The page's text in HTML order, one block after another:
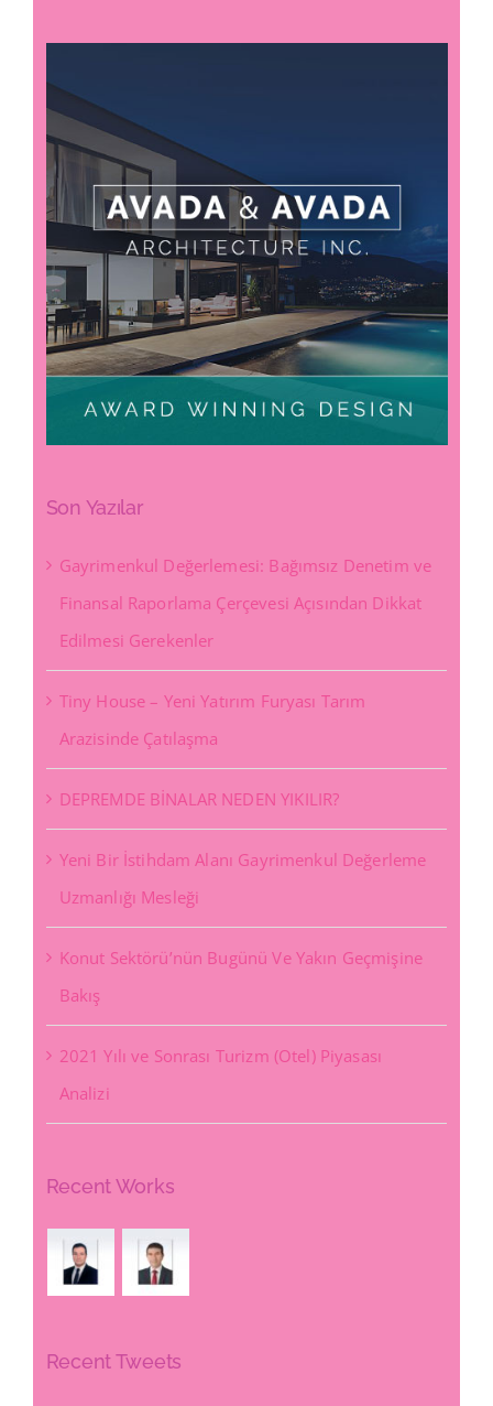
Son Yazılar
Gayrimenkul Değerlemesi: Bağımsız Denetim ve
Finansal Raporlama Çerçevesi Açısından Dikkat
Edilmesi Gerekenler
Tiny House – Yeni Yatırım Furyası Tarım
Arazisinde Çatılaşma
DEPREMDE BİNALAR NEDEN YIKILIR?
Yeni Bir İstihdam Alanı Gayrimenkul Değerleme
Uzmanlığı Mesleği
Konut Sektörü’nün Bugünü Ve Yakın Geçmişine
Bakış
2021 Yılı ve Sonrası Turizm (Otel) Piyasası
Analizi
Recent Works
Recent Tweets